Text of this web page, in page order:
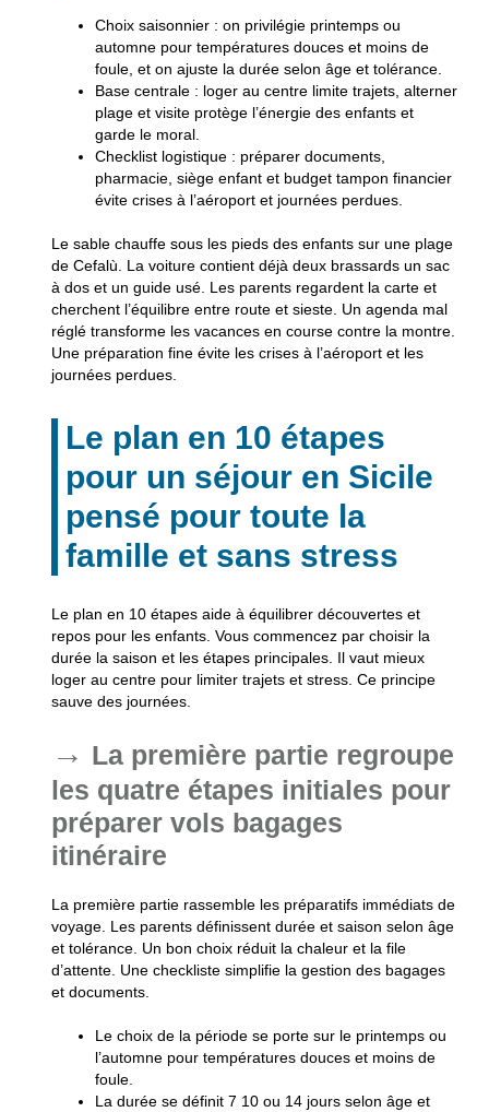
Choix saisonnier: on privilégie printemps ou
automne pour températures douces et moins de
foule, et on ajuste la durée selon âge et tolérance.
Base centrale: loger au centre limite trajets, alterner
plage et visite protège l’énergie des enfants et
garde le moral.
Checklist logistique: préparer documents,
pharmacie, siège enfant et budget tampon financier
évite crises à l’aéroport et journées perdues.
Le sable chauffe sous les pieds des enfants sur une plage
de Cefalù. La voiture contient déjà deux brassards un sac
à dos et un guide usé. Les parents regardent la carte et
cherchent l’équilibre entre route et sieste. Un agenda mal
réglé transforme les vacances en course contre la montre.
Une préparation fine évite les crises à l’aéroport et les
journées perdues.
Le plan en 10 étapes
pour un séjour en Sicile
pensé pour toute la
famille et sans stress
Le plan en 10 étapes aide à équilibrer découvertes et
repos pour les enfants. Vous commencez par choisir la
durée la saison et les étapes principales. Il vaut mieux
loger au centre pour limiter trajets et stress. Ce principe
sauve des journées.
La première partie regroupe
les quatre étapes initiales pour
préparer vols bagages
itinéraire
La première partie rassemble les préparatifs immédiats de
voyage. Les parents définissent durée et saison selon âge
et tolérance. Un bon choix réduit la chaleur et la file
d’attente. Une checkliste simplifie la gestion des bagages
et documents.
Le choix de la période se porte sur le printemps ou
l’automne pour températures douces et moins de
foule.
La durée se définit 7 10 ou 14 jours selon âge et